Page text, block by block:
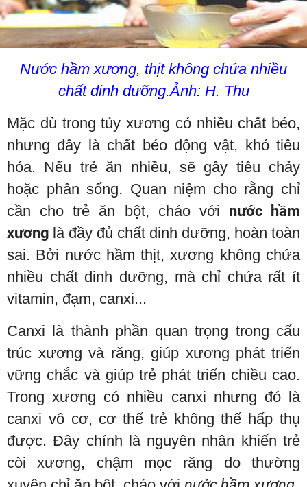
Nước hầm xương, thịt không chứa nhiều
chất dinh dưỡng.Ảnh: H. Thu
Mặc dù trong tủy xương có nhiều chất béo,
nhưng đây là chất béo động vật, khó tiêu
hóa. Nếu trẻ ăn nhiều, sẽ gây tiêu chảy
hoặc phân sống. Quan niệm cho rằng chỉ
cần cho trẻ ăn bột, cháo với nước hầm
xương là đầy đủ chất dinh dưỡng, hoàn toàn
sai. Bởi nước hầm thịt, xương không chứa
nhiều chất dinh dưỡng, mà chỉ chứa rất ít
vitamin, đạm, canxi...
Canxi là thành phần quan trọng trong cấu
trúc xương và răng, giúp xương phát triển
vững chắc và giúp trẻ phát triển chiều cao.
Trong xương có nhiều canxi nhưng đó là
canxi vô cơ, cơ thể trẻ không thể hấp thụ
được. Đây chính là nguyên nhân khiến trẻ
còi xương, chậm mọc răng do thường